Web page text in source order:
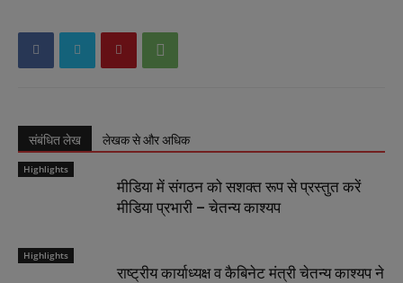
संबंधित लेख लेखक से और अधिक
Highlights
मीडिया में संगठन को सशक्त रूप से प्रस्तुत करें
मीडिया प्रभारी – चेतन्य काश्यप
Highlights
राष्ट्रीय कार्याध्यक्ष व कैबिनेट मंत्री चेतन्य काश्यप ने